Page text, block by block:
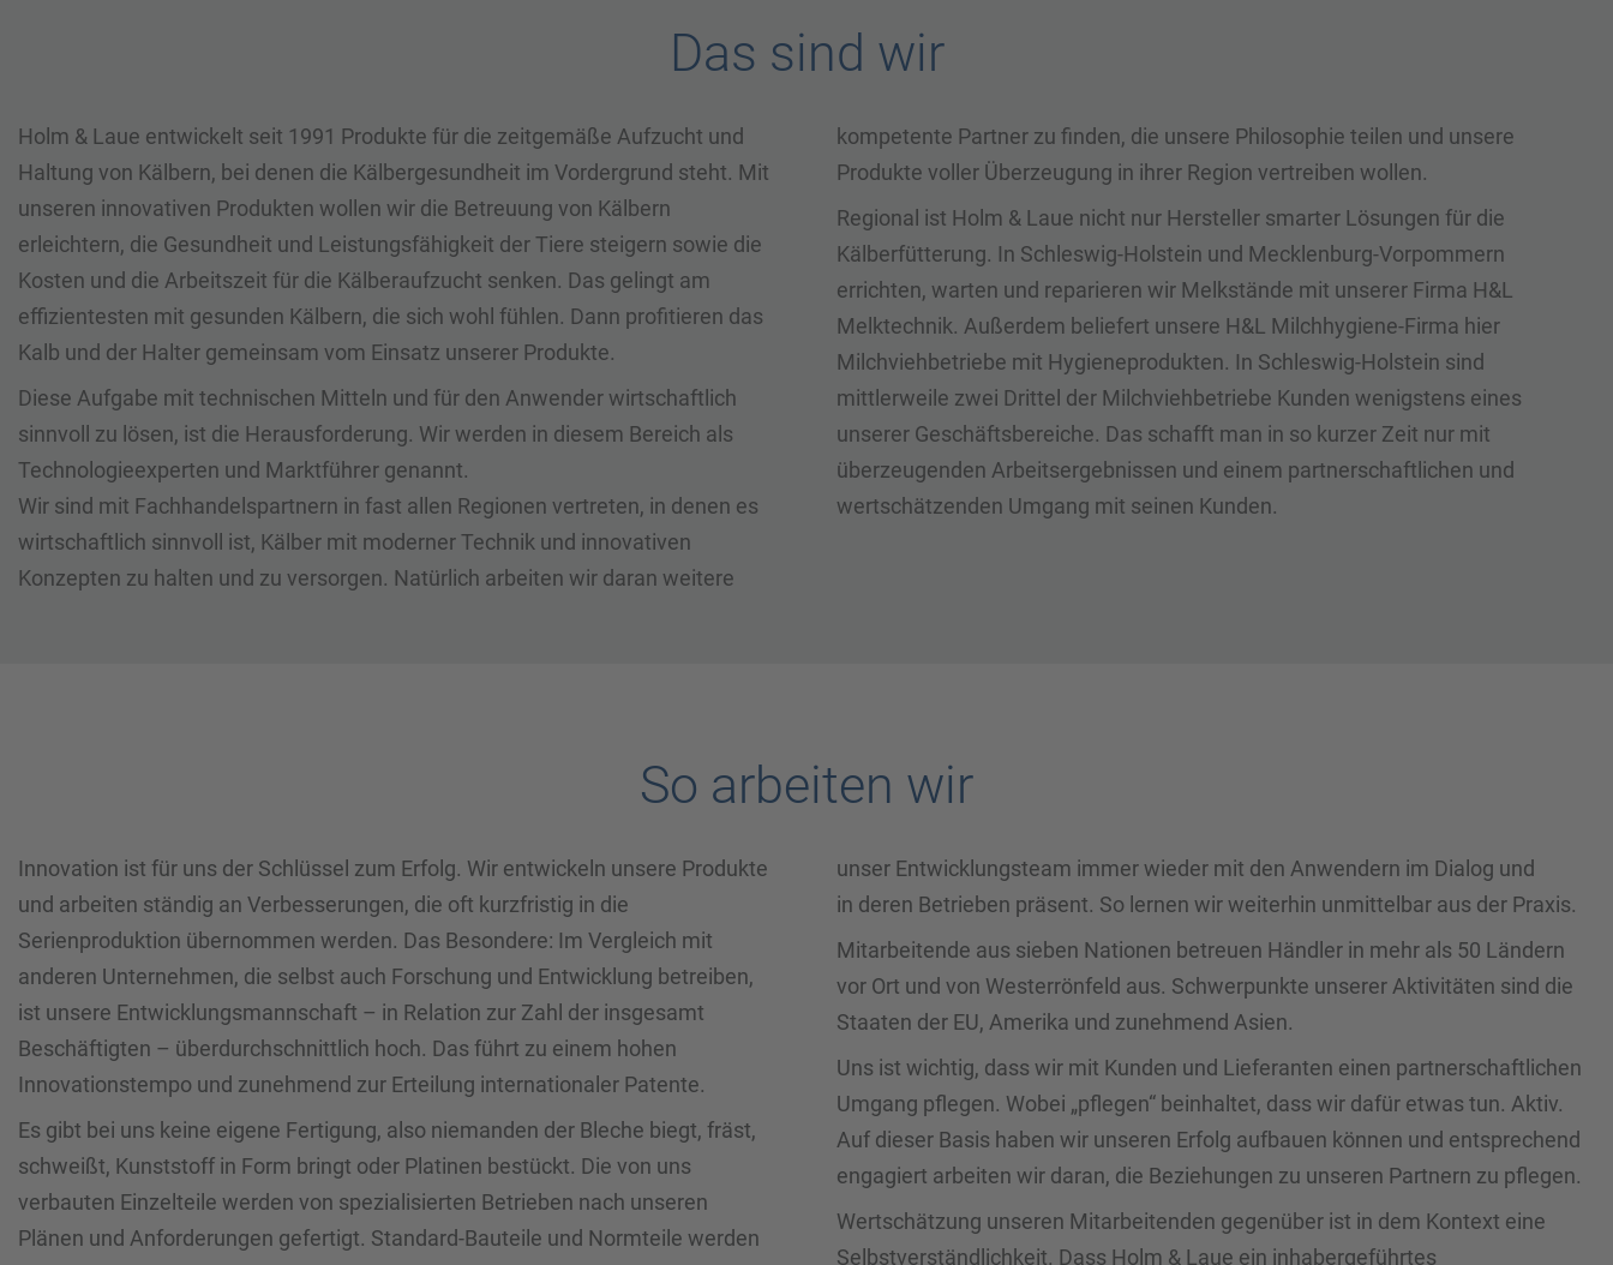
Das sind wir
Holm & Laue entwickelt seit 1991 Produkte für die zeitgemäße Aufzucht und
Haltung von Kälbern, bei denen die Kälbergesundheit im Vordergrund steht. Mit
unseren innovativen Produkten wollen wir die Betreuung von Kälbern
erleichtern, die Gesundheit und Leistungsfähigkeit der Tiere steigern sowie die
Kosten und die Arbeitszeit für die Kälberaufzucht senken. Das gelingt am
effizientesten mit gesunden Kälbern, die sich wohl fühlen. Dann profitieren das
Kalb und der Halter gemeinsam vom Einsatz unserer Produkte.
Diese Aufgabe mit technischen Mitteln und für den Anwender wirtschaftlich
sinnvoll zu lösen, ist die Herausforderung. Wir werden in diesem Bereich als
Technologieexperten und Marktführer genannt.
Wir sind mit Fachhandelspartnern in fast allen Regionen vertreten, in denen es
wirtschaftlich sinnvoll ist, Kälber mit moderner Technik und innovativen
Konzepten zu halten und zu versorgen. Natürlich arbeiten wir daran weitere
kompetente Partner zu finden, die unsere Philosophie teilen und unsere
Produkte voller Überzeugung in ihrer Region vertreiben wollen.
Regional ist Holm & Laue nicht nur Hersteller smarter Lösungen für die
Kälberfütterung. In Schleswig-Holstein und Mecklenburg-Vorpommern
errichten, warten und reparieren wir Melkstände mit unserer Firma H&L
Melktechnik. Außerdem beliefert unsere H&L Milchhygiene-Firma hier
Milchviehbetriebe mit Hygieneprodukten. In Schleswig-Holstein sind
mittlerweile zwei Drittel der Milchviehbetriebe Kunden wenigstens eines
unserer Geschäftsbereiche. Das schafft man in so kurzer Zeit nur mit
überzeugenden Arbeitsergebnissen und einem partnerschaftlichen und
wertschätzenden Umgang mit seinen Kunden.
So arbeiten wir
Innovation ist für uns der Schlüssel zum Erfolg. Wir entwickeln unsere Produkte
und arbeiten ständig an Verbesserungen, die oft kurzfristig in die
Serienproduktion übernommen werden. Das Besondere: Im Vergleich mit
anderen Unternehmen, die selbst auch Forschung und Entwicklung betreiben,
ist unsere Entwicklungsmannschaft – in Relation zur Zahl der insgesamt
Beschäftigten – überdurchschnittlich hoch. Das führt zu einem hohen
Innovationstempo und zunehmend zur Erteilung internationaler Patente.
Es gibt bei uns keine eigene Fertigung, also niemanden der Bleche biegt, fräst,
schweißt, Kunststoff in Form bringt oder Platinen bestückt. Die von uns
verbauten Einzelteile werden von spezialisierten Betrieben nach unseren
Plänen und Anforderungen gefertigt. Standard-Bauteile und Normteile werden
unser Entwicklungsteam immer wieder mit den Anwendern im Dialog und
in deren Betrieben präsent. So lernen wir weiterhin unmittelbar aus der Praxis.
Mitarbeitende aus sieben Nationen betreuen Händler in mehr als 50 Ländern
vor Ort und von Westerrönfeld aus. Schwerpunkte unserer Aktivitäten sind die
Staaten der EU, Amerika und zunehmend Asien.
Uns ist wichtig, dass wir mit Kunden und Lieferanten einen partnerschaftlichen
Umgang pflegen. Wobei „pflegen“ beinhaltet, dass wir dafür etwas tun. Aktiv.
Auf dieser Basis haben wir unseren Erfolg aufbauen können und entsprechend
engagiert arbeiten wir daran, die Beziehungen zu unseren Partnern zu pflegen.
Wertschätzung unseren Mitarbeitenden gegenüber ist in dem Kontext eine
Selbstverständlichkeit. Dass Holm & Laue ein inhabergeführtes